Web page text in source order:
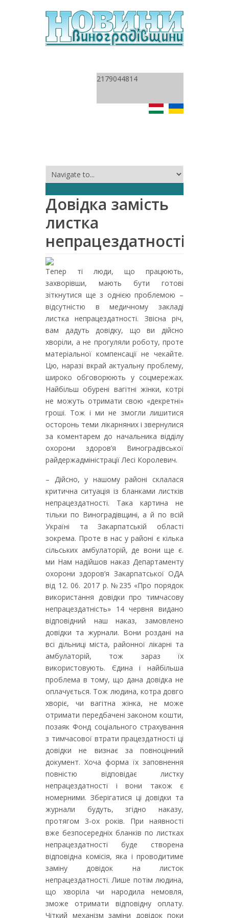
2179044814
Довідка замість
листка
непрацездатності
Тепер ті люди, що працюють,
захворівши, мають бути готові
зіткнутися ще з однією проблемою –
відсутністю в медичному закладі
листка непрацездатності. Звісна річ,
вам дадуть довідку, що ви дійсно
хворіли, а не прогуляли роботу, проте
матеріальної компенсації не чекайте.
Цю, наразі вкрай актуальну проблему,
широко обговорюють у соцмережах.
Найбільш обурені вагітні жінки, котрі
не можуть отримати свою «декретні»
гроші. Тож і ми не змогли лишитися
осторонь теми лікарняних і звернулися
за коментарем до начальника відділу
охорони здоров’я Виноградівської
райдержадміністрації Лесі Королевич.
– Дійсно, у нашому районі склалася
критична ситуація із бланками листків
непрацездатності. Така картина не
тільки по Виноградівщині, а й по всій
Україні та Закарпатській області
зокрема. Проте в нас у районі є кілька
сільських амбулаторій, де вони ще є.
ми Нам надійшов наказ Департаменту
охорони здоров’я Закарпатської ОДА
від 12. 06. 2017 р. №235 «Про порядок
використання довідки про тимчасову
непрацездатність» 14 червня видано
відповідний наш наказ, замовлено
довідки та журнали. Вони роздані на
всі дільниці міста, районної лікарні та
амбулаторій, тож зараз їх
використовують. Єдина і найбільша
проблема в тому, що дана довідка не
оплачується. Тож людина, котра довго
хворіє, чи вагітна жінка, не може
отримати передбачені законом кошти,
позаяк Фонд соціального страхування
з тимчасової втрати працездатності ці
довідки не визнає за повноцінний
документ. Хоча форма їх заповнення
повністю відповідає листку
непрацездатності і вони також є
номерними. Зберігатися ці довідки та
журнали будуть, згідно наказу,
протягом 3-ох років. При наявності
вже безпосередніх бланків по листках
непрацездатності буде створена
відповідна комісія, яка і проводитиме
заміну довідок на листок
непрацездатності. Лише потім людина,
що хворіла чи народила немовля,
зможе отримати відповідну оплату.
Чіткий механізм заміни довідок поки